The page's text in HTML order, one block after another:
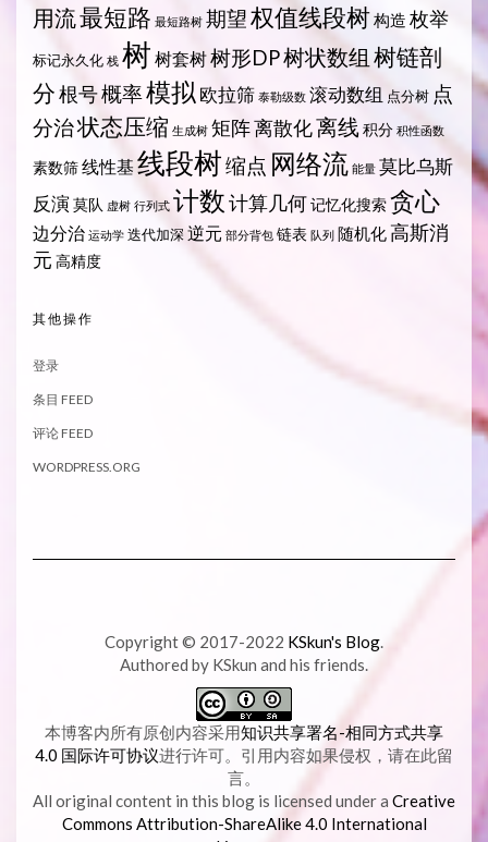
用流最短路 最短路树 期望权值线段树构造 枚举
标记永久化 栈 树 树套树树形DP树状数组 树链剖
分根号概率模拟 欧拉筛 泰勒级数 滚动数组 点分树 点
分治状态压缩 生成树 矩阵离散化离线 积分 积性函数
素数筛线性基 线段树缩点 网络流 能量 莫比乌斯
反演莫队 虚树 行列式 计数计算几何记忆化搜索贪心
边分治 运动学 迭代加深 逆元 部分背包 链表 队列 随机化 高斯消
元 高精度
其他操作
登录
条目 FEED
评论 FEED
WORDPRESS.ORG
Copyright © 2017-2022 KSkun's Blog
Authored by KSkun and his friends.
本博客内所有原创内容采用知识共享署名-相同方式共享
4.0 国际许可协议进行许可。引用内容如果侵权，请在此留
言。
All original content in this blog is licensed under a Creative
Commons Attribution-ShareAlike 4.0 International